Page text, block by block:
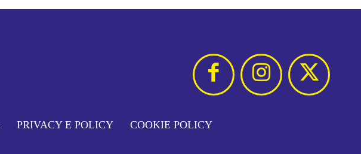
PRIVACY E POLICY COOKIE POLICY